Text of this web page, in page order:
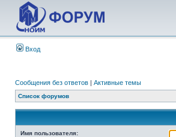
Вход
Сообщения без ответов | Активные темы
Список форумов
Имя пользователя: